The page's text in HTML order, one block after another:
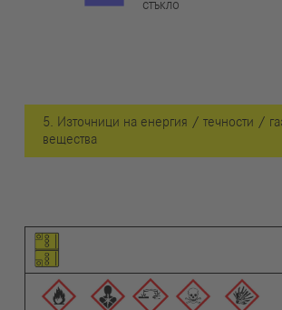
стъкло
5. Източници на енергия / течности /
вещества
Пиктограма на елемента
Пиктограми на предупрежденията
Описание